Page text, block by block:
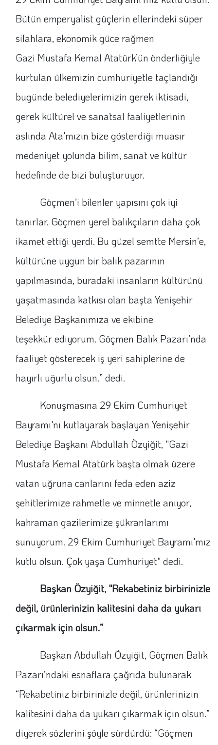
Bütün emperyalist güçlerin ellerindeki süper
silahlara, ekonomik güce rağmen
Gazi Mustafa Kemal Atatürk’ün önderliğiyle
kurtulan ülkemizin cumhuriyetle taçlandığı
bugünde belediyelerimizin gerek iktisadi,
gerek kültürel ve sanatsal faaliyetlerinin
aslında Ata'mızın bize gösterdiği muasır
medeniyet yolunda bilim, sanat ve kültür
hedefinde de bizi buluşturuyor.
Göçmen’i bilenler yapısını çok iyi
tanırlar. Göçmen yerel balıkçıların daha çok
ikamet ettiği yerdi. Bu güzel semtte Mersin’e,
kültürüne uygun bir balık pazarının
yapılmasında, buradaki insanların kültürünü
yaşatmasında katkısı olan başta Yenişehir
Belediye Başkanımıza ve ekibine
teşekkür ediyorum. Göçmen Balık Pazarı’nda
faaliyet gösterecek iş yeri sahiplerine de
hayırlı uğurlu olsun.” dedi.
Konuşmasına 29 Ekim Cumhuriyet
Bayramı'nı kutlayarak başlayan Yenişehir
Belediye Başkanı Abdullah Özyiğit, "Gazi
Mustafa Kemal Atatürk başta olmak üzere
vatan uğruna canlarını feda eden aziz
şehitlerimize rahmetle ve minnetle anıyor,
kahraman gazilerimize şükranlarımı
sunuyorum. 29 Ekim Cumhuriyet Bayramı'mız
kutlu olsun. Çok yaşa Cumhuriyet" dedi.
Başkan Özyiğit, "Rekabetiniz birbirinizle
değil, ürünlerinizin kalitesini daha da yukarı
çıkarmak için olsun.”
Başkan Abdullah Özyiğit, Göçmen Balık
Pazarı’ndaki esnaflara çağrıda bulunarak
“Rekabetiniz birbirinizle değil, ürünlerinizin
kalitesini daha da yukarı çıkarmak için olsun.”
diyerek sözlerini şöyle sürdürdü: “Göçmen